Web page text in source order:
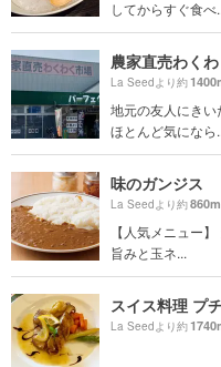
してからすぐ食べ
農家直売わく
La Seedより約
地元の友人にき
ほとんど気になら
味のガンジス
La Seedより約860m
【人気メニュー
旨みと玉ネ...
スイス料理 プ
La Seedより約